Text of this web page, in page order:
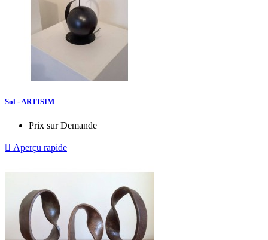
Sol - ARTISIM
Prix sur Demande
 Aperçu rapide